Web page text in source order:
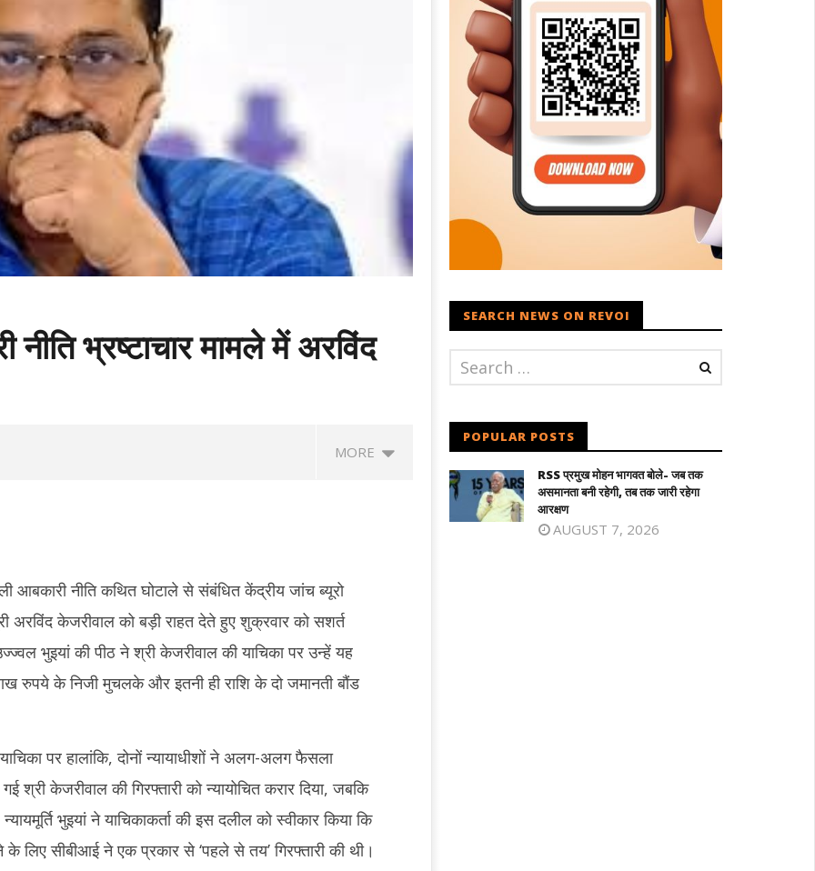
भ्रष्टाचार मामले में अरविंद
MORE
महिला टी20 एशिया कप : ACC ने
5 सितम्बर को भारत-पाक
RSS प्रमुख मोहन भागवत बोले- जब तक
असमानता बनी रहेगी, तब तक जारी रहेगा आरक्षण
आबकारी नीति कथित घोटाले से संबंधित केंद्रीय जांच ब्यूरो
केजरीवाल को बड़ी राहत देते हुए शुक्रवार को सशर्त
भुइयां की पीठ ने श्री केजरीवाल की याचिका पर उन्हें यह
रुपये के निजी मुचलके और इतनी ही राशि के दो जमानती बौंड
पर हालांकि, दोनों न्यायाधीशों ने अलग-अलग फैसला
श्री केजरीवाल की गिरफ्तारी को न्यायोचित करार दिया, जबकि
भुइयां ने याचिकाकर्ता की इस दलील को स्वीकार किया कि
सीबीआई ने एक प्रकार से ‘पहले से तय’ गिरफ्तारी की थी।
SEARCH NEWS ON REVOI
POPULAR POSTS
RSS प्रमुख मोहन भागवत बोले- जब तक
असमानता बनी रहेगी, तब तक जारी रहेगा
आरक्षण
AUGUST 7, 2026